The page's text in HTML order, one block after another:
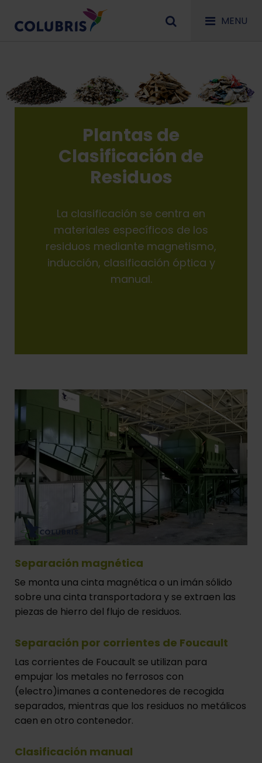
MENU
Plantas de
Clasificación de
Residuos
La clasificación se centra en
materiales específicos de los
residuos mediante magnetismo,
inducción, clasificación óptica y
manual.
Separación magnética
Se monta una cinta magnética o un imán sólido
sobre una cinta transportadora y se extraen las
piezas de hierro del flujo de residuos.
Separación por corrientes de Foucault
Las corrientes de Foucault se utilizan para
empujar los metales no ferrosos con
(electro)imanes a contenedores de recogida
separados, mientras que los residuos no metálicos
caen en otro contenedor.
Clasificación manual